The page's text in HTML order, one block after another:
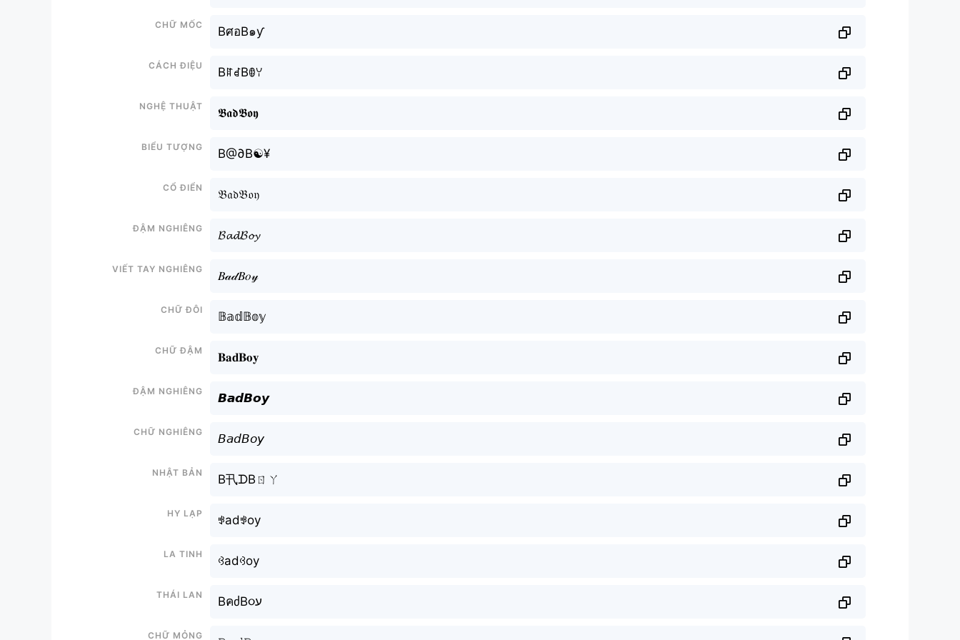
Chữ mốc
BศอB๑ƴ
Cách điệu
BꍏꀸBꂦꌩ
Nghệ thuật
𝕭𝖆𝖉𝕭𝖔𝖞
Biểu tượng
B@∂B☯¥
Cổ điển
𝔅𝔞𝔡𝔅𝔬𝔶
Đậm nghiêng
𝓑𝓪𝓭𝓑𝓸𝔂
Viết tay nghiêng
𝐵𝒶𝒹𝐵𝑜𝓎
Chữ đôi
𝔹𝕒𝕕𝔹𝕠𝕪
Chữ đậm
𝐁𝐚𝐝𝐁𝐨𝐲
Đậm nghiêng
𝘽𝙖𝙙𝘽𝙤𝙮
Chữ nghiêng
𝘉𝘢𝘥𝘉𝘰𝘺
Nhật bản
B卂ᗪBㄖㄚ
Hy lạp
ꃃadꃃoy
La tinh
ꃳadꃳoy
Thái lan
BคძB૦ע
Chữ mỏng